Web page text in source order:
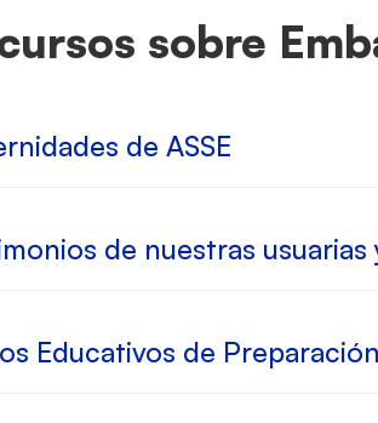
sobre
de ASSE
de nuestras usuarias
Educativos de